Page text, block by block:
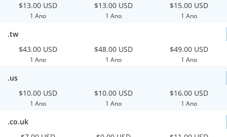
$13.00 USD
1 Ano
$13.00 USD
1 Ano
$15.00 USD
1 Ano
.tw
$43.00 USD
1 Ano
$48.00 USD
1 Ano
$49.00 USD
1 Ano
.us
$10.00 USD
1 Ano
$10.00 USD
1 Ano
$16.00 USD
1 Ano
.co.uk